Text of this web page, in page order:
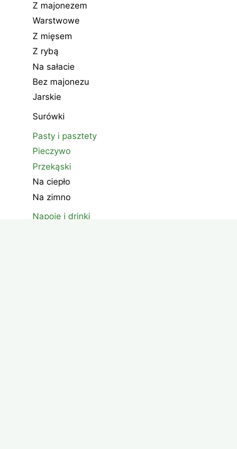
Z majonezem
Warstwowe
Z mięsem
Z rybą
Na sałacie
Bez majonezu
Jarskie
Surówki
Pasty i pasztety
Pieczywo
Przekąski
Na ciepło
Na zimno
Napoje i drinki